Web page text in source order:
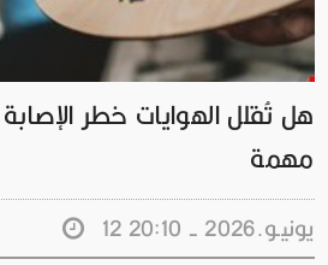
مهمة
12 يونيـو.2026 - 20:10